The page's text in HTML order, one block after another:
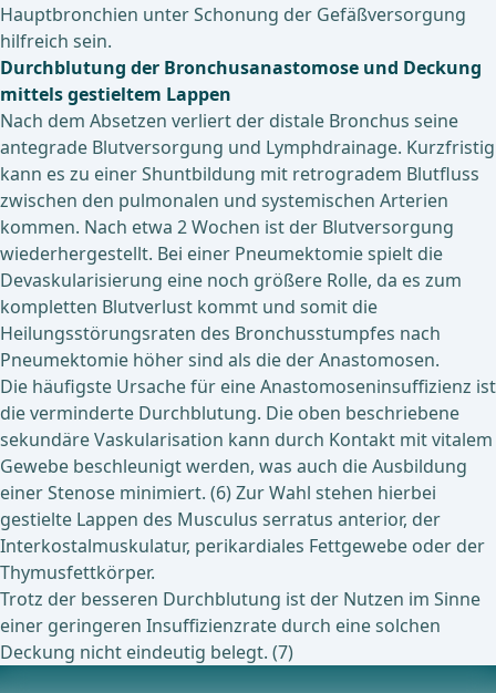
Hauptbronchien unter Schonung der Gefäßversorgung
hilfreich sein.
Durchblutung der Bronchusanastomose und Deckung
mittels gestieltem Lappen
Nach dem Absetzen verliert der distale Bronchus seine
antegrade Blutversorgung und Lymphdrainage. Kurzfristig
kann es zu einer Shuntbildung mit retrogradem Blutfluss
zwischen den pulmonalen und systemischen Arterien
kommen. Nach etwa 2 Wochen ist der Blutversorgung
wiederhergestellt. Bei einer Pneumektomie spielt die
Devaskularisierung eine noch größere Rolle, da es zum
kompletten Blutverlust kommt und somit die
Heilungsstörungsraten des Bronchusstumpfes nach
Pneumektomie höher sind als die der Anastomosen.
Die häufigste Ursache für eine Anastomoseninsuffizienz ist
die verminderte Durchblutung. Die oben beschriebene
sekundäre Vaskularisation kann durch Kontakt mit vitalem
Gewebe beschleunigt werden, was auch die Ausbildung
einer Stenose minimiert. (6) Zur Wahl stehen hierbei
gestielte Lappen des Musculus serratus anterior, der
Interkostalmuskulatur, perikardiales Fettgewebe oder der
Thymusfettkörper.
Trotz der besseren Durchblutung ist der Nutzen im Sinne
einer geringeren Insuffizienzrate durch eine solchen
Deckung nicht eindeutig belegt. (7)
Aktuell laufende Studien zu diesem Thema